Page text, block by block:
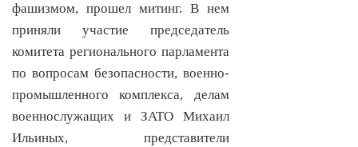
фашизмом, прошел митинг. В нем
приняли участие председатель
комитета регионального парламента
по вопросам безопасности, военно-
промышленного комплекса, делам
военнослужащих и ЗАТО Михаил
Ильиных, представители